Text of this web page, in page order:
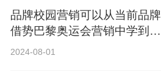
品牌校园营销可以从当前品牌
借势巴黎奥运会营销中学到什
么？
2024-08-01